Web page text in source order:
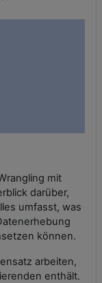
mit
darüber,
umfasst, was
können.
arbeiten,
enthält.